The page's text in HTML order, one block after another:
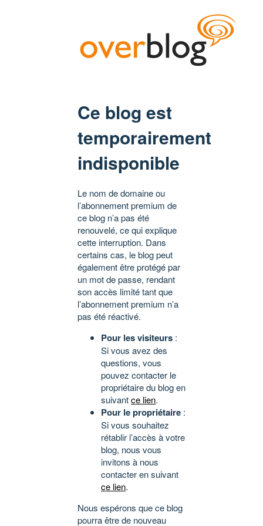
Ce blog est
temporairement
indisponible
Le nom de domaine ou
l’abonnement premium de
ce blog n’a pas été
renouvelé, ce qui explique
cette interruption. Dans
certains cas, le blog peut
également être protégé par
un mot de passe, rendant
son accès limité tant que
l’abonnement premium n’a
pas été réactivé.
Pour les visiteurs :
Si vous avez des
questions, vous
pouvez contacter le
propriétaire du blog en
suivantce lien.
Pour le propriétaire :
Si vous souhaitez
rétablir l’accès à votre
blog, nous vous
invitons à nous
contacter en suivant
ce lien.
Nous espérons que ce blog
pourra être de nouveau